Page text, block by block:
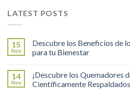
LATEST POSTS
15
Nov
Descubre los Beneficios de
para tu Bienestar
14
Nov
¡Descubre los Quemadores
Científicamente